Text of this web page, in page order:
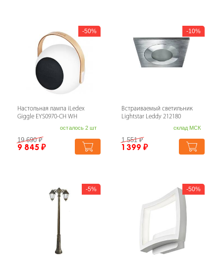
50%
Настольная лампа iLedex
Giggle EYS0970-CH WH
осталось 2 шт
19 690₽
9 845 ₽
10%
Встраиваемый светильник
Lightstar Leddy 212180
склад МСК
1 551₽
1 399 ₽
5% 50%